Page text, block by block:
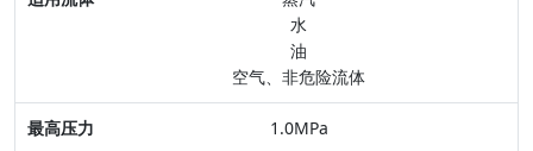
特点
水
油
空气、非危险流体
1.0MPa